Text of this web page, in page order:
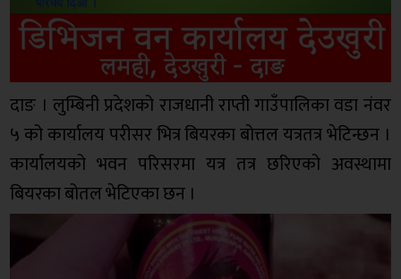
दाङ । लुम्बिनी प्रदेशको राजधानी राप्ती गाउँपालिका वडा नंवर
५ को कार्यालय परीसर भित्र बियरका बोत्तल यत्रतत्र भेटिन्छन ।
कार्यालयको भवन परिसरमा यत्र तत्र छरिएको अवस्थामा
बियरका बोतल भेटिएका छन ।